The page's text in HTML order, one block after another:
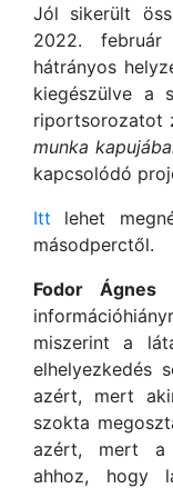
Jól sikerült
2022.
hátrányos
kiegészülve a
riportsorozatot
munka
kapcsolódó
Itt lehet
másodperctől.
Fodor Ágnes
miszerint a
elhelyezkedés
azért, mert
szokta
azért, mert a
ahhoz, hogy